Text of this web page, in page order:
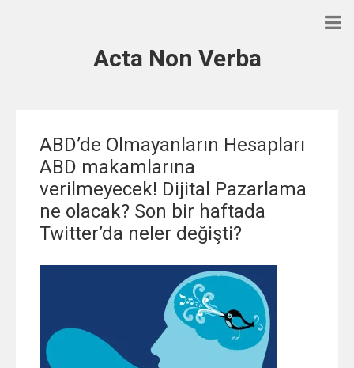
Acta Non Verba
ABD’de Olmayanların Hesapları
ABD makamlarına
verilmeyecek! Dijital Pazarlama
ne olacak? Son bir haftada
Twitter’da neler değişti?